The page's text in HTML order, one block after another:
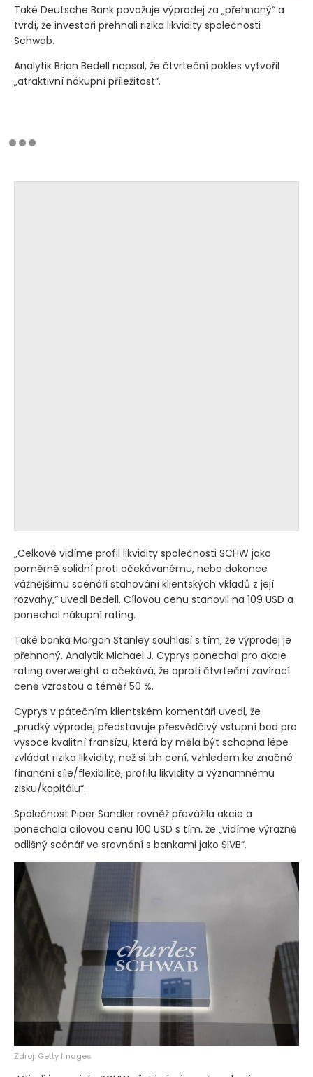
Také Deutsche Bank považuje výprodej za „přehnaný“ a
tvrdí, že investoři přehnali rizika likvidity společnosti
Schwab.
Analytik Brian Bedell napsal, že čtvrteční pokles vytvořil
„atraktivní nákupní příležitost“.
„Celkově vidíme profil likvidity společnosti SCHW jako
poměrně solidní proti očekávanému, nebo dokonce
vážnějšímu scénáři stahování klientských vkladů z její
rozvahy,“ uvedl Bedell. Cílovou cenu stanovil na 109 USD a
ponechal nákupní rating.
Také banka Morgan Stanley souhlasí s tím, že výprodej je
přehnaný. Analytik Michael J. Cyprys ponechal pro akcie
rating overweight a očekává, že oproti čtvrteční zavírací
ceně vzrostou o téměř 50 %.
Cyprys v pátečním klientském komentáři uvedl, že
„prudký výprodej představuje přesvědčivý vstupní bod pro
vysoce kvalitní franšízu, která by měla být schopna lépe
zvládat rizika likvidity, než si trh cení, vzhledem ke značné
finanční síle/flexibilitě, profilu likvidity a významnému
zisku/kapitálu“.
Společnost Piper Sandler rovněž převážila akcie a
ponechala cílovou cenu 100 USD s tím, že „vidíme výrazně
odlišný scénář ve srovnání s bankami jako SIVB“.
Zdroj: Getty Images